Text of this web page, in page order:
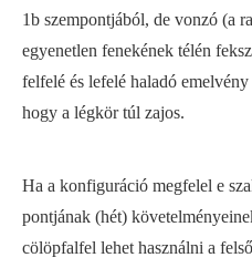
1b szempontjából, de vonzó (a
egyenetlen fenekének télén
felfelé és lefelé haladó emelvény
hogy a légkör túl zajos.
Ha a konfiguráció megfelel e
pontjának (hét)
cölöpfalfel lehet használni a